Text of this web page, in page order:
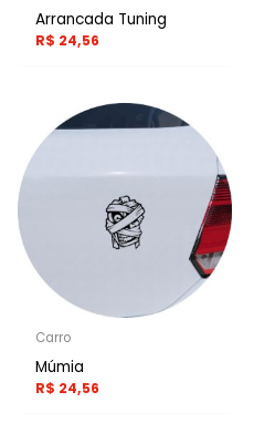
Arrancada Tuning
R$ 24,56
Carro
Múmia
R$ 24,56